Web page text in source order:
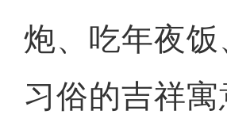
炮、吃年夜
习俗的吉祥